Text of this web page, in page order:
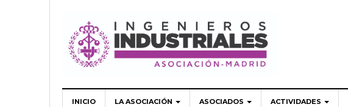
INICIO LA ASOCIACIÓN ASOCIADOS ACTIVIDADES